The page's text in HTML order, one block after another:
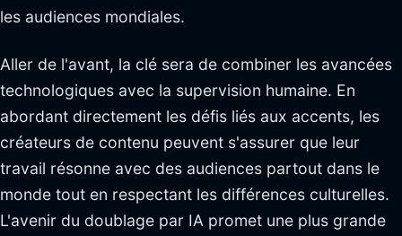
les audiences mondiales.
Aller de l'avant, la clé sera de combiner les avancées
technologiques avec la supervision humaine. En
abordant directement les défis liés aux accents, les
créateurs de contenu peuvent s'assurer que leur
travail résonne avec des audiences partout dans le
monde tout en respectant les différences culturelles.
L'avenir du doublage par IA promet une plus grande